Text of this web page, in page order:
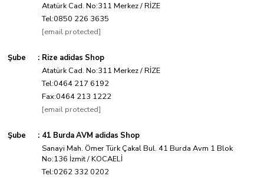
Atatürk Cad. No:311 Merkez / RİZE
Tel:0850 226 3635
[email protected]
Şube : Rize adidas Shop
Atatürk Cad. No:311 Merkez / RİZE
Tel:0464 217 6192
Fax:0464 213 1222
[email protected]
Şube : 41 Burda AVM adidas Shop
Sanayi Mah. Ömer Türk Çakal Bul. 41 Burda Avm 1 Blok
No:136 İzmit / KOCAELİ
Tel:0262 332 0202